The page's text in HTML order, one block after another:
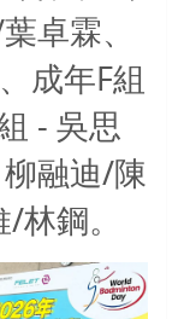
葉卓霖、
成年F組
- 吳思
柳融迪/陳
/林鋼。